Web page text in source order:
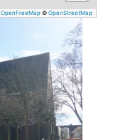
OpenFreeMap© OpenStreetMap